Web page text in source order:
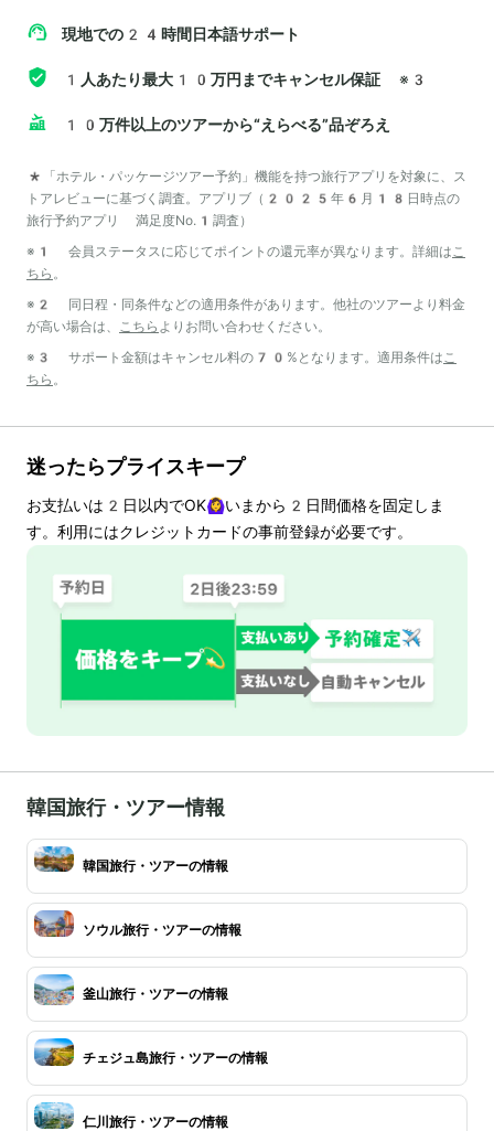
現地での24時間日本語サポート
1人あたり最大10万円までキャンセル保証 ※3
10万件以上のツアーから“えらべる”品ぞろえ
*「ホテル・パッケージツアー予約」機能を持つ旅行アプリを対象に、ス
トアレビューに基づく調査。アプリブ（2025年6月18日時点の
旅行予約アプリ 満足度No.1調査）
※1 会員ステータスに応じてポイントの還元率が異なります。詳細は こ
ちら 。
※2 同日程・同条件などの適用条件があります。他社のツアーより料金
が高い場合は、
こちら よりお問い合わせください。
※3 サポート金額はキャンセル料の70%となります。適用条件は こ
ちら 。
迷ったらプライスキープ
お支払いは 2 日以内でOK🙆‍♀️いまから 2 日間価格を固定しま
す。利用にはクレジットカードの事前登録が必要です。
韓国旅行・ツアー情報
韓国旅行・ツアーの情報
ソウル旅行・ツアーの情報
釜山旅行・ツアーの情報
チェジュ島旅行・ツアーの情報
仁川旅行・ツアーの情報